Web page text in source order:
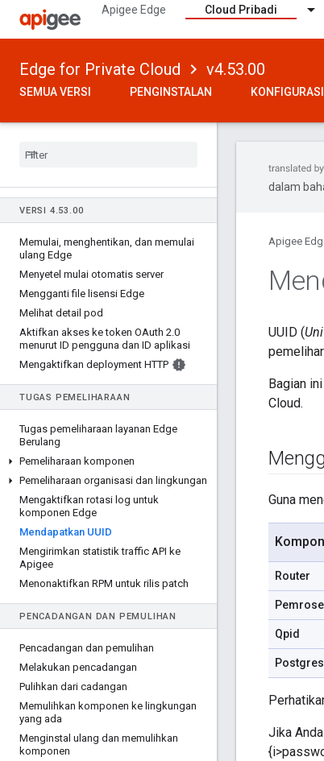
Apigee Edge Cloud Pribadi
Edge for Private Cloud v4.53.00
SEMUA VERSI PENGINSTALAN KONFIGURASI
VERSI 4.53 .00
Memulai, menghentikan, dan memulai
ulang Edge
Menyetel mulai otomatis server
Mengganti file lisensi Edge
Melihat detail pod
Aktifkan akses ke token OAuth 2.0
menurut ID pengguna dan ID aplikasi
Mengaktifkan deployment HTTP
TUGAS PEMELIHARAAN
Tugas pemeliharaan layanan Edge
Berulang
Pemeliharaan komponen
Pemeliharaan organisasi dan lingkungan
Mengaktifkan rotasi log untuk
komponen Edge
Mendapatkan UUID
Mengirimkan statistik traffic API ke
Apigee
Menonaktifkan RPM untuk rilis patch
PENCADANGAN DAN PEMULIHAN
Pencadangan dan pemulihan
Melakukan pencadangan
Pulihkan dari cadangan
Memulihkan komponen ke lingkungan
yang ada
Menginstal ulang dan memulihkan
komponen
dalam
Apigee
UUID (
Bagian
Cloud.
Guna
Router
Qpid
Postgres
Jika